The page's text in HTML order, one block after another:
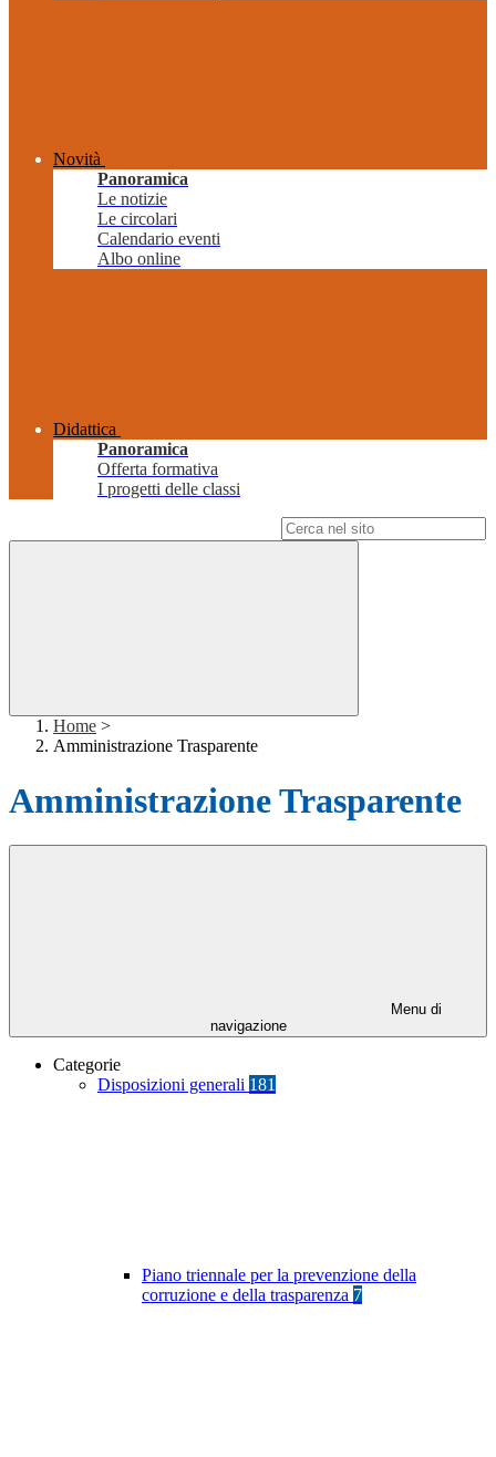
Novità
Panoramica
Le notizie
Le circolari
Calendario eventi
Albo online
Didattica
Panoramica
Offerta formativa
I progetti delle classi
Home >
Amministrazione Trasparente
Amministrazione Trasparente
Menu di
navigazione
Categorie
Disposizioni generali 181
Piano triennale per la prevenzione della
corruzione e della trasparenza 7